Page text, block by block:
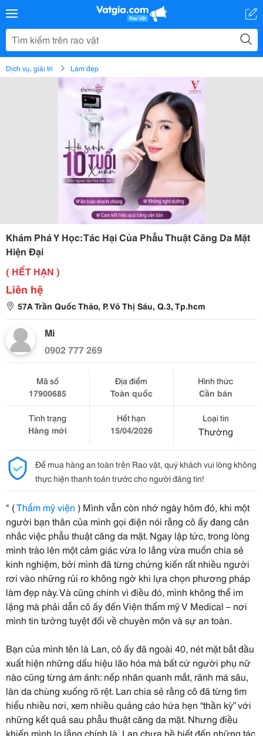
Dịch vụ, giải trí Làm đẹp
Khám Phá Y Học: Tác Hại Của Phẫu Thuật Căng Da Mặt
Hiện Đại
( HẾT HẠN )
Liên hệ
57A Trần Quốc Thảo, P. Võ Thị Sáu, Q.3, Tp.hcm
Mi
0902 777 269
Mã số
17900685
Địa điểm
Toàn quốc
Hình thức
Cần bán
Tình trạng
Hàng mới
Hết hạn
15/04/2026
Loại tin
Thường
Để mua hàng an toàn trên Rao vặt, quý khách vui lòng không
thực hiện thanh toán trước cho người đăng tin!
" (Thẩm mỹ viện ) Mình vẫn còn nhớ ngày hôm đó, khi một
người bạn thân của mình gọi điện nói rằng cô ấy đang cân
nhắc việc phẫu thuật căng da mặt. Ngay lập tức, trong lòng
mình trào lên một cảm giác vừa lo lắng vừa muốn chia sẻ
kinh nghiệm, bởi mình đã từng chứng kiến rất nhiều người
rơi vào những rủi ro không ngờ khi lựa chọn phương pháp
làm đẹp này. Và cũng chính vì điều đó, mình không thể im
lặng mà phải dẫn cô ấy đến Viện thẩm mỹ V Medical – nơi
mình tin tưởng tuyệt đối về chuyên môn và sự an toàn.
Bạn của mình tên là Lan, cô ấy đã ngoài 40, nét mặt bắt đầu
xuất hiện những dấu hiệu lão hóa mà bất cứ người phụ nữ
nào cũng từng ám ảnh: nếp nhăn quanh mắt, rãnh má sâu,
làn da chùng xuống rõ rệt. Lan chia sẻ rằng cô đã từng tìm
hiểu nhiều nơi, xem nhiều quảng cáo hứa hẹn “thần kỳ” với
những kết quả sau phẫu thuật căng da mặt. Nhưng điều
khiến mình lo lắng chính là, Lan chưa hề biết đến những tác